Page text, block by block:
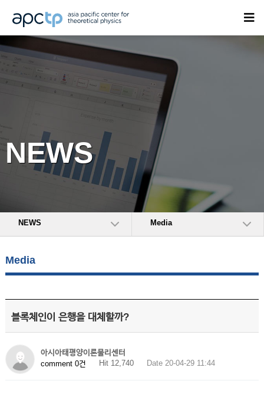
NEWS
NEWS Media
Media
블록체인이 은행을 대체할까?
아시아태평양이론물리센터
comment 0건
Hit 12,740 Date 20-04-29 11:44